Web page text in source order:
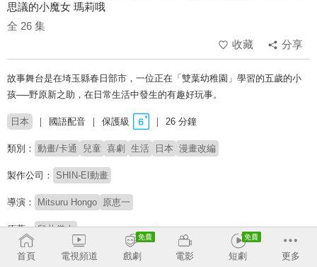
思議的小魔女 瑪莉哦
全 26 集
收藏
分享
故事舞台是在埼玉縣春日部市，一位正在「雙葉幼稚園」學習的五歲的小
孩──野原新之助，在日常生活中發生的有趣好玩事。
日本 國語配音 保護級 26 分鐘
類別： 動畫/卡通 兒童 喜劇 生活 日本 漫畫改編
製作公司： SHIN-EI動畫
導演： Mitsuru Hongo 原恵一
原著： 臼井儀人
# 無厘頭搞笑 # 闔家歡動畫
首頁 電視頻道 戲劇 電影 短劇 更多